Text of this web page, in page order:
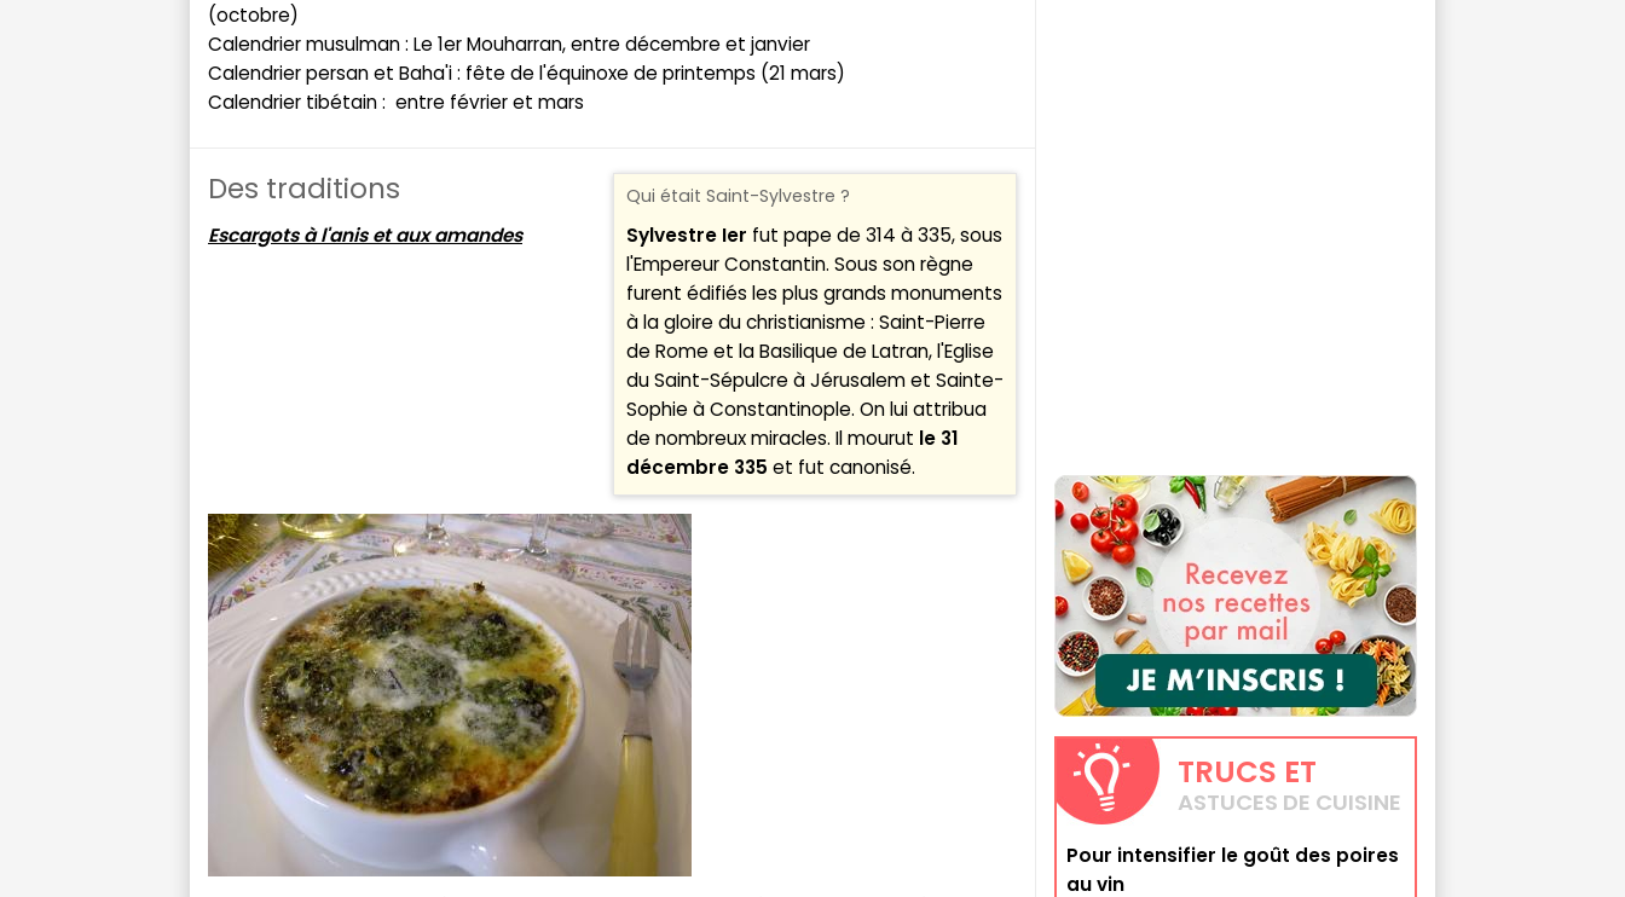
(octobre)
Calendrier musulman : Le 1er Mouharran, entre décembre et janvier
Calendrier persan et Baha'i : fête de l'équinoxe de printemps (21 mars)
Calendrier tibétain : entre février et mars
Qui était Saint-Sylvestre ?
Sylvestre Ier fut pape de 314 à 335, sous
l'Empereur Constantin. Sous son règne
furent édifiés les plus grands monuments
à la gloire du christianisme : Saint-Pierre
de Rome et la Basilique de Latran, l'Eglise
du Saint-Sépulcre à Jérusalem et Sainte-
Sophie à Constantinople. On lui attribua
de nombreux miracles. Il mourut le 31
décembre 335 et fut canonisé.
Des traditions
Escargots à l'anis et aux amandes
TRUCS ET
ASTUCES DE CUISINE
Pour intensifier le goût des poires
au vin